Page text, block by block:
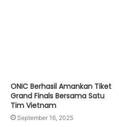
ONIC Berhasil Amankan Tiket
Grand Finals Bersama Satu
Tim Vietnam
September 16, 2025